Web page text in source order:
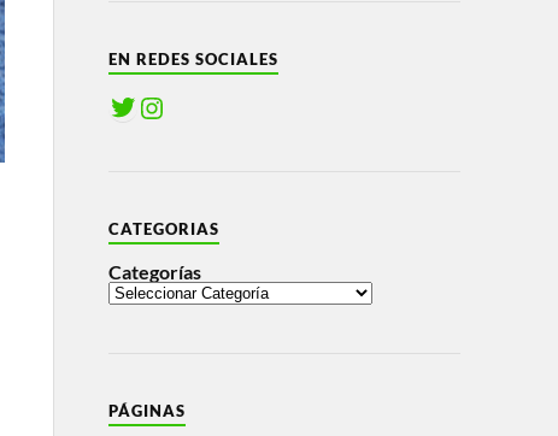
EN REDES SOCIALES
CATEGORIAS
Categorías
PÁGINAS